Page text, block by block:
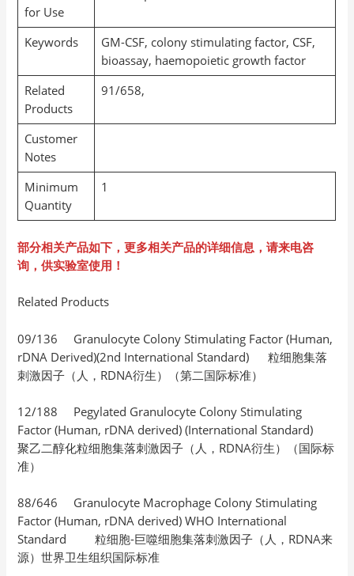
for Use
Keywords
GM-CSF, colony stimulating factor, CSF,
bioassay, haemopoietic growth factor
Related
Products
91/658,
Customer
Notes
Minimum
Quantity
1
部分相关产品如下，更多相关产品的详细信息，请来电咨
询，供实验室使用！
Related Products
09/136 Granulocyte Colony Stimulating Factor (Human,
rDNA Derived)(2nd International Standard) 粒细胞集落
刺激因子（人，RDNA衍生）（第二国际标准）
12/188 Pegylated Granulocyte Colony Stimulating
Factor (Human, rDNA derived) (International Standard)
聚乙二醇化粒细胞集落刺激因子（人，RDNA衍生）（国际标
准）
88/646 Granulocyte Macrophage Colony Stimulating
Factor (Human, rDNA derived) WHO International
Standard 粒细胞-巨噬细胞集落刺激因子（人，RDNA来
源）世界卫生组织国际标准